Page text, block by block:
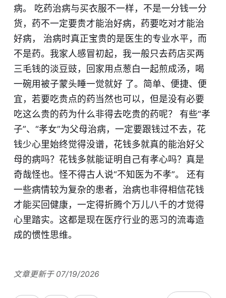
病。 吃药治病与买衣服不一样，不是一分钱一分
货，药不一定要贵才能治好病，药要吃对才能治
好病， 治病时真正宝贵的是医生的专业水平，而
不是药。我家人感冒初起，我一般只去药店买两
三毛钱的淡豆豉，回家用点葱白一起煎成汤，喝
一碗用被子蒙头睡一觉就好 了。简单、便捷、便
宜，若要吃贵点的药当然也可以，但是没有必要
吃这么贵的药为什么非得去吃贵的药呢？ 有些“孝
子”、“孝女”为父母治病，一定要跟钱过不去，花
钱少心里始终觉得没谱，花钱多就真的能治好父
母的病吗？花钱多就能证明自己有孝心吗？真是
奇哉怪也。怪不得古人说“不知医为不孝”。 还有
一些病情较为复杂的患者，治病也非得相信花钱
才能买回健康，一定得折腾个万儿八千的才觉得
心里踏实。这都是现在医疗行业的恶习的流毒造
成的惯性思维。
文章更新于 07/19/2026